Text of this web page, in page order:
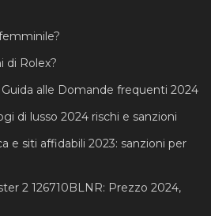
di Rolex?
alle Domande frequenti 2024
di lusso 2024 rischi e sanzioni
e siti affidabili 2023: sanzioni per
2 126710BLNR: Prezzo 2024,